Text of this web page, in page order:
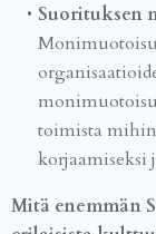
Suorituksen
toimista
korjaamiseksi
Mitä enemmän